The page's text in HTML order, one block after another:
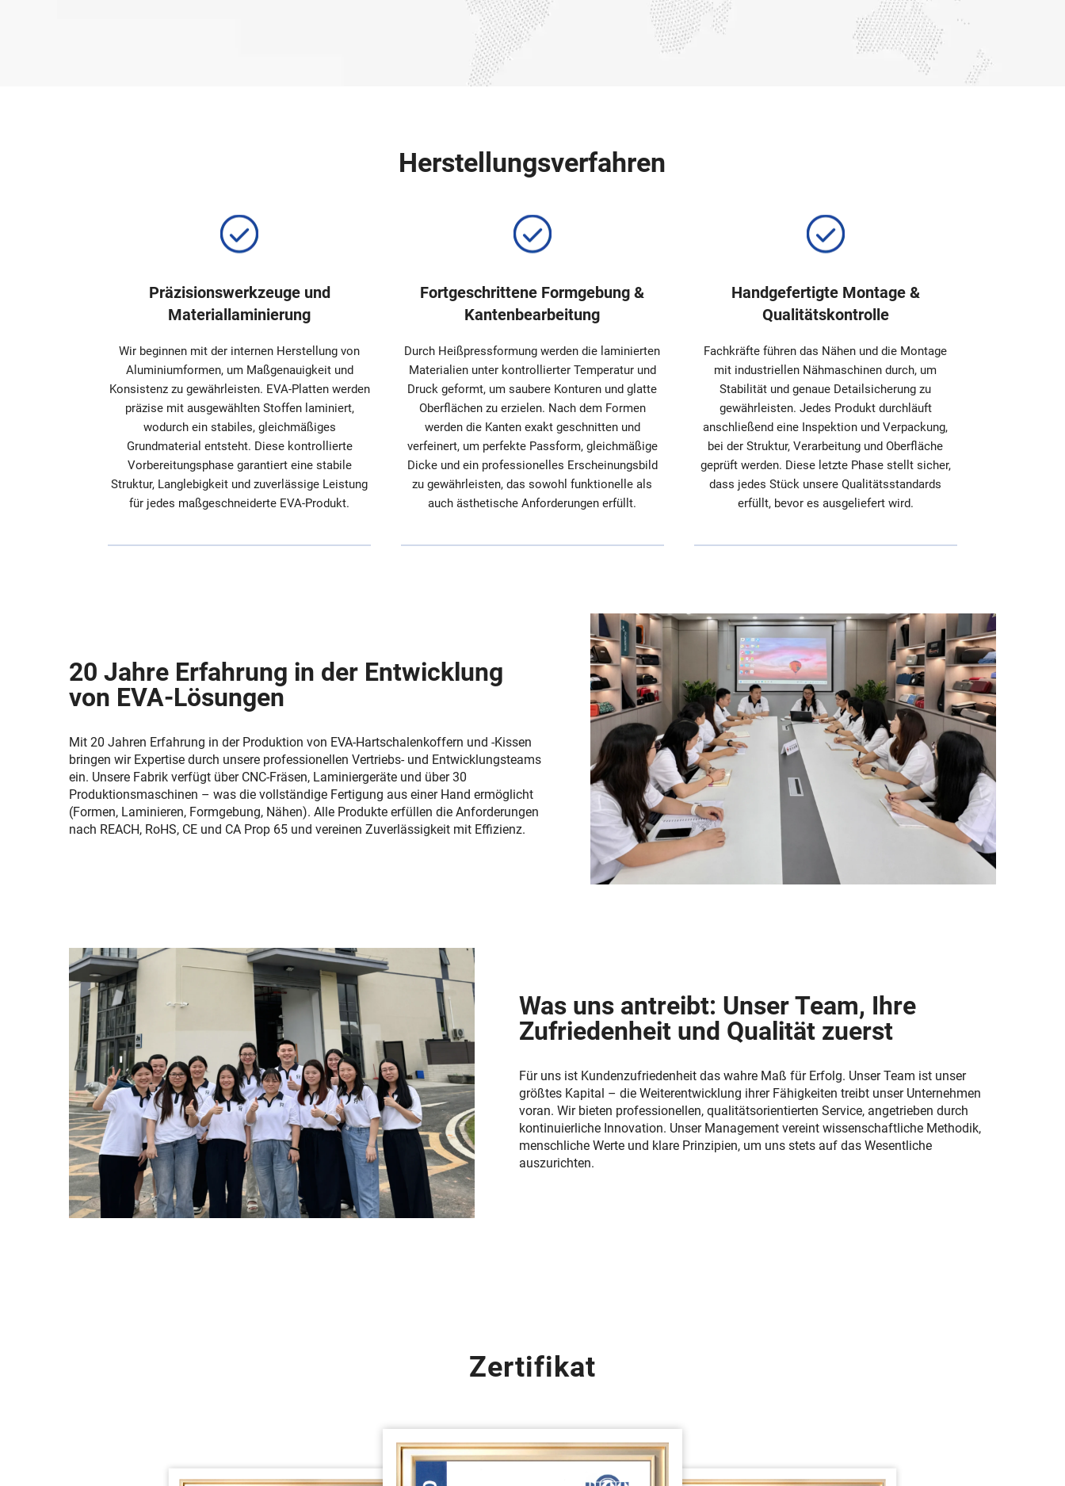
Schönheitskoffer, individuell
gestaltbar
Kosmetikartikel, kleiner,
kompakter ABS-Koffer mit
Reißverschluss, wasserdicht,
handlich, zum Tragen auf Reisen
Schaum, stoßfeste Hartschalen-
Tragetasche, kompatibel mit
Boombox-2/3-Bluetooth-
großes Fassungsvermögen,
wasserdicht, mit harter
Außenschale, stoßfest,
individuell gestaltbare
Herstellungsverfahren
Präzisionswerkzeuge und
Materiallaminierung
Wir beginnen mit der internen Herstellung von
Aluminiumformen, um Maßgenauigkeit und
Konsistenz zu gewährleisten. EVA-Platten werden
präzise mit ausgewählten Stoffen laminiert,
wodurch ein stabiles, gleichmäßiges
Grundmaterial entsteht. Diese kontrollierte
Vorbereitungsphase garantiert eine stabile
Struktur, Langlebigkeit und zuverlässige Leistung
für jedes maßgeschneiderte EVA-Produkt.
Fortgeschrittene Formgebung &
Kantenbearbeitung
Durch Heißpressformung werden die laminierten
Materialien unter kontrollierter Temperatur und
Druck geformt, um saubere Konturen und glatte
Oberflächen zu erzielen. Nach dem Formen
werden die Kanten exakt geschnitten und
verfeinert, um perfekte Passform, gleichmäßige
Dicke und ein professionelles Erscheinungsbild
zu gewährleisten, das sowohl funktionelle als
auch ästhetische Anforderungen erfüllt.
Handgefertigte Montage &
Qualitätskontrolle
Fachkräfte führen das Nähen und die Montage
mit industriellen Nähmaschinen durch, um
Stabilität und genaue Detailsicherung zu
gewährleisten. Jedes Produkt durchläuft
anschließend eine Inspektion und Verpackung,
bei der Struktur, Verarbeitung und Oberfläche
geprüft werden. Diese letzte Phase stellt sicher,
dass jedes Stück unsere Qualitätsstandards
erfüllt, bevor es ausgeliefert wird.
20 Jahre Erfahrung in der Entwicklung
von EVA-Lösungen
Mit 20 Jahren Erfahrung in der Produktion von EVA-Hartschalenkoffern und -Kissen
bringen wir Expertise durch unsere professionellen Vertriebs- und Entwicklungsteams
ein. Unsere Fabrik verfügt über CNC-Fräsen, Laminiergeräte und über 30
Produktionsmaschinen – was die vollständige Fertigung aus einer Hand ermöglicht
(Formen, Laminieren, Formgebung, Nähen). Alle Produkte erfüllen die Anforderungen
nach REACH, RoHS, CE und CA Prop 65 und vereinen Zuverlässigkeit mit Effizienz.
Was uns antreibt: Unser Team, Ihre
Zufriedenheit und Qualität zuerst
Für uns ist Kundenzufriedenheit das wahre Maß für Erfolg. Unser Team ist unser
größtes Kapital – die Weiterentwicklung ihrer Fähigkeiten treibt unser Unternehmen
voran. Wir bieten professionellen, qualitätsorientierten Service, angetrieben durch
kontinuierliche Innovation. Unser Management vereint wissenschaftliche Methodik,
menschliche Werte und klare Prinzipien, um uns stets auf das Wesentliche
auszurichten.
Zertifikat